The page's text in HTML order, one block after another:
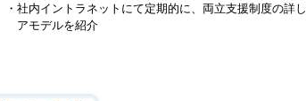
・社内イントラネットにて定期的に、両立支援制度の詳
アモデルを紹介